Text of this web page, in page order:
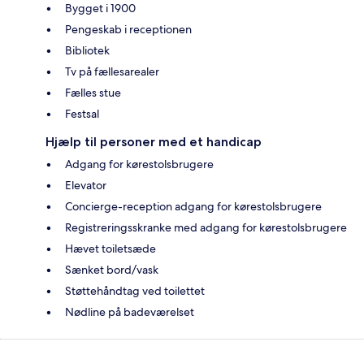
Bygget i 1900
Pengeskab i receptionen
Bibliotek
Tv på fællesarealer
Fælles stue
Festsal
Hjælp til personer med et handicap
Adgang for kørestolsbrugere
Elevator
Concierge-reception adgang for kørestolsbrugere
Registreringsskranke med adgang for kørestolsbrugere
Hævet toiletsæde
Sænket bord/vask
Støttehåndtag ved toilettet
Nødline på badeværelset